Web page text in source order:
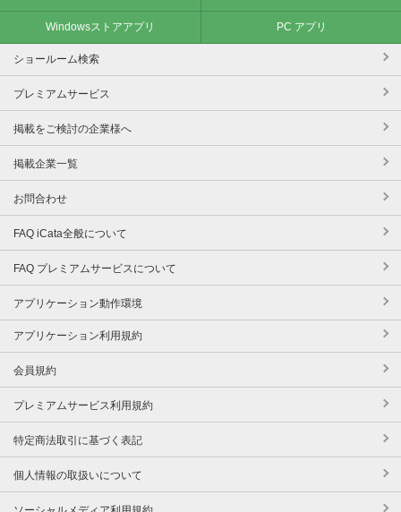
Windowsストアアプリ PC アプリ
ショールーム検索
プレミアムサービス
掲載をご検討の企業様へ
掲載企業一覧
お問合わせ
FAQ iCata全般について
FAQ プレミアムサービスについて
アプリケーション動作環境
アプリケーション利用規約
会員規約
プレミアムサービス利用規約
特定商法取引に基づく表記
個人情報の取扱いについて